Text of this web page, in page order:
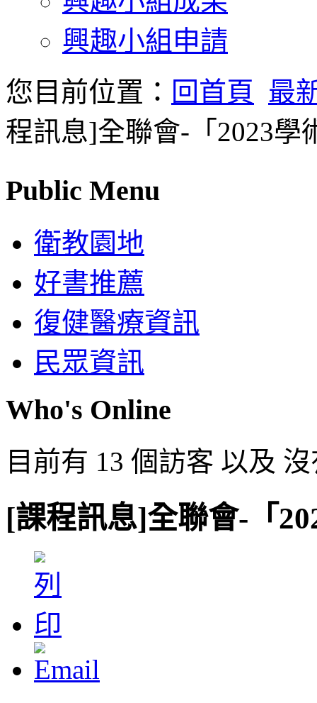
興趣小組申請
您目前位置： 回首頁 最
程訊息]全聯會-「2023學
Public Menu
衛教園地
好書推薦
復健醫療資訊
民眾資訊
Who's Online
目前有 13 個訪客 以及
[課程訊息]全聯會-「